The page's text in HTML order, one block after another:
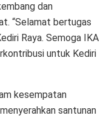
dan
“Selamat bertugas
Raya. Semoga IKA
untuk Kediri
kesempatan
santunan